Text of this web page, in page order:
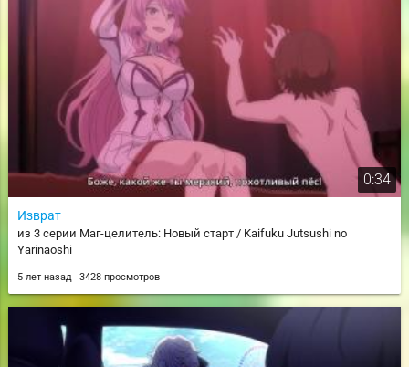
0:34
Изврат
из 3 серии Маг-целитель: Новый старт / Kaifuku Jutsushi no
Yarinaoshi
5 лет назад 3428 просмотров